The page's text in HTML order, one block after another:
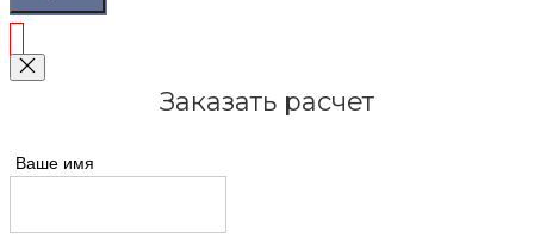
Заказать расчет
Ваше имя